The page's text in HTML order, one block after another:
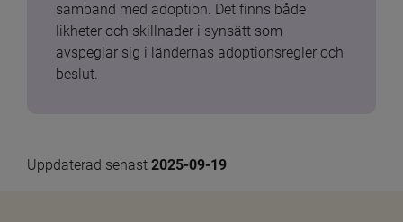
samband med adoption. Det finns både
likheter och skillnader i synsätt som
avspeglar sig i ländernas adoptionsregler och
beslut.
Uppdaterad senast 2025-09-19